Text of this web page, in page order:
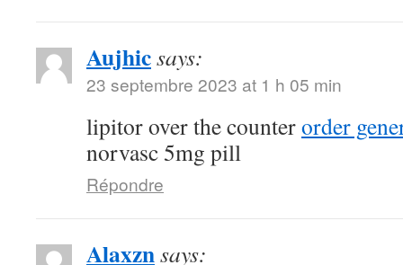
Aujhicsays:
23 septembre 2023 at 1 h 05 min
lipitor over the counterorder
norvasc 5mg pill
Répondre
Alaxznsays: